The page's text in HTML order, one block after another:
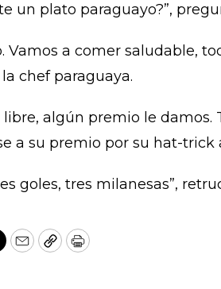
un plato paraguayo?”,
Vamos a comer saludable,
chef paraguaya.
libre, algún premio le damos.
a su premio por su hat-trick
goles, tres milanesas”,
EmailCopyPrint